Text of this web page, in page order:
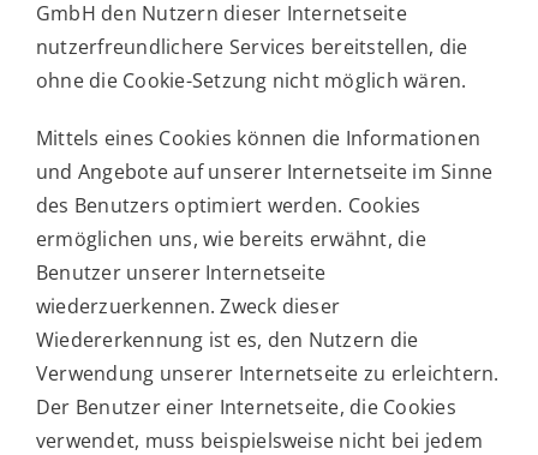
GmbH den Nutzern dieser Internetseite
nutzerfreundlichere Services bereitstellen, die
ohne die Cookie-Setzung nicht möglich wären.
Mittels eines Cookies können die Informationen
und Angebote auf unserer Internetseite im Sinne
des Benutzers optimiert werden. Cookies
ermöglichen uns, wie bereits erwähnt, die
Benutzer unserer Internetseite
wiederzuerkennen. Zweck dieser
Wiedererkennung ist es, den Nutzern die
Verwendung unserer Internetseite zu erleichtern.
Der Benutzer einer Internetseite, die Cookies
verwendet, muss beispielsweise nicht bei jedem